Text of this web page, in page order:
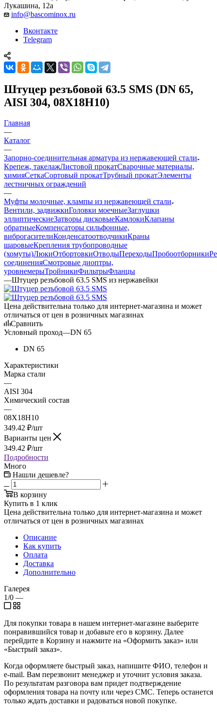
Лукашина, 12а
info@bascominox.ru
Вконтакте
Telegram
Штуцер резъбовой 63.5 SMS (DN 65,
AISI 304, 08Х18Н10)
Главная
—
Каталог
—
Запорно-соединительная арматура из нержавеющей стали
Крепеж, такелажЛистовой прокатСварочные материалы,
химияСеткаСортовый прокатТрубный прокатЭлементы
лестничных ограждений
—
Муфты молочные, клампы из нержавеющей стали
Вентили, задвижкиГоловки моечныеЗаглушки
эллиптическиеЗатворы дисковыеКамлокиКлапаны
обратныеКомпенсаторы сильфонные,
виброгасителиКонденсатоотводчикиКраны
шаровыеКрепления трубопроводные
(хомуты)ЛюкиОтбортовкиОтводыПереходыПробоотборники
соединенияСмотровые диоптры,
уровнемерыТройникиФильтрыФланцы
—Штуцер резъбовой 63.5 SMS из нержавейки
Цена действительна только для интернет-магазина и может
отличаться от цен в розничных магазинах
Сравнить
Условный проход—DN 65
DN 65
Характеристики
Марка стали
—
AISI 304
Химический состав
—
08Х18Н10
349.42 ₽/шт
Варианты цен
349.42 ₽/шт
Подробности
Много
Нашли дешевле?
В корзину
Купить в 1 клик
Цена действительна только для интернет-магазина и может
отличаться от цен в розничных магазинах
Описание
Как купить
Оплата
Доставка
Дополнительно
Галерея
1/0 —
Для покупки товара в нашем интернет-магазине выберите
понравившийся товар и добавьте его в корзину. Далее
перейдите в Корзину и нажмите на «Оформить заказ» или
«Быстрый заказ».
Когда оформляете быстрый заказ, напишите ФИО, телефон и
e-mail. Вам перезвонит менеджер и уточнит условия заказа.
По результатам разговора вам придет подтверждение
оформления товара на почту или через СМС. Теперь останется
только ждать доставки и радоваться новой покупке.